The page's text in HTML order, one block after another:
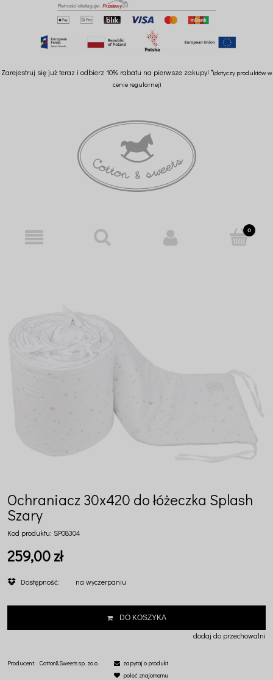
Zarejestruj się już teraz i odbierz 10% rabatu na pierwsze zakupy! *(dotyczy produktów w
cenie regularnej)
Ochraniacz 30x420 do łóżeczka Splash
Szary
Kod produktu: SP08304
259,00 zł
Dostępność: na wyczerpaniu
DO KOSZYKA
dodaj do przechowalni
Producent: Cotton&Sweets sp. zo.o.
zapytaj o produkt
poleć znajomemu